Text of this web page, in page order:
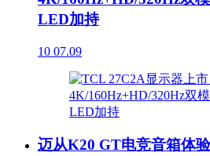
LED加持
10 07.09
迈从K20 GT电竞音箱体